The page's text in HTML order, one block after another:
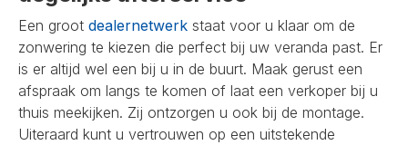
Een groot dealernetwerk staat voor u klaar om de
zonwering te kiezen die perfect bij uw veranda past. Er
is er altijd wel een bij u in de buurt. Maak gerust een
afspraak om langs te komen of laat een verkoper bij u
thuis meekijken. Zij ontzorgen u ook bij de montage.
Uiteraard kunt u vertrouwen op een uitstekende